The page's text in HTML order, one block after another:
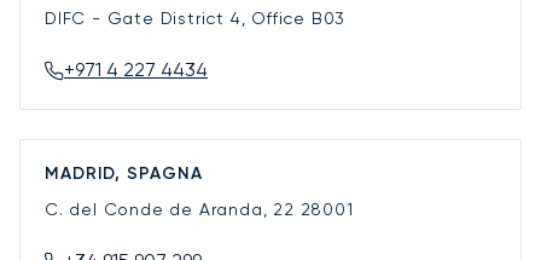
DIFC - Gate District 4, Office B03
+971 4 227 4434
MADRID, SPAGNA
C. del Conde de Aranda, 22 28001